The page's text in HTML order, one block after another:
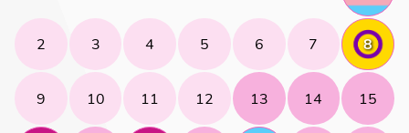
2 3 4 5 6 7 8
9 10 11 12 13 14 15